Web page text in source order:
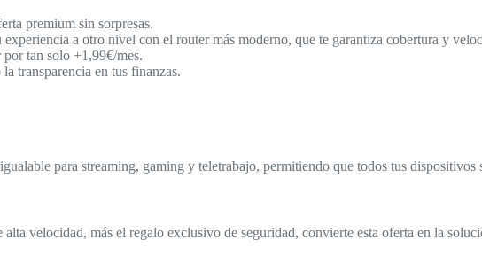
premium sin sorpresas.
a otro nivel con el router más moderno, que te garantiza cobertura y
por tan solo +1,99€/mes.
transparencia en tus finanzas.
para streaming, gaming y teletrabajo, permitiendo que todos tus dispositivos
velocidad, más el regalo exclusivo de seguridad, convierte esta oferta en la